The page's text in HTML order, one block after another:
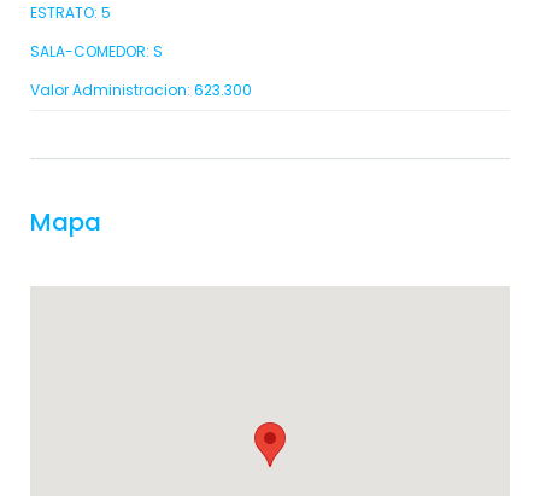
ESTRATO: 5
SALA-COMEDOR: S
Valor Administracion: 623.300
Mapa